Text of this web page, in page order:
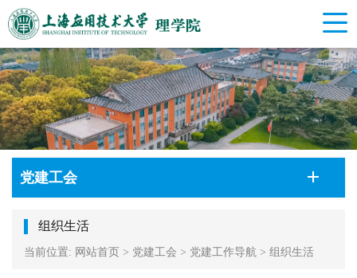
党建工会
组织生活
当前位置: 网站首页 > 党建工会 > 党建工作导航 > 组织生活